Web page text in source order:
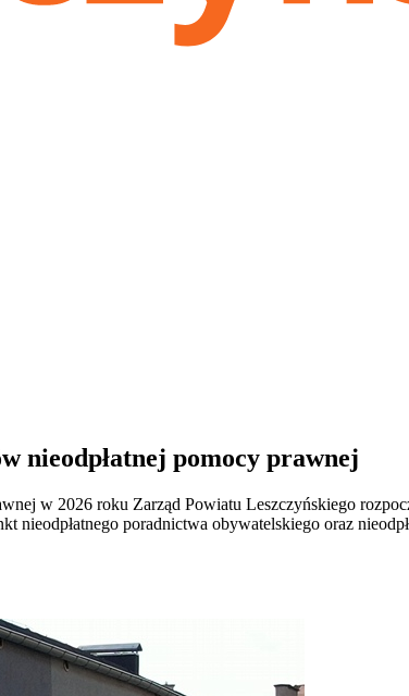
nieodpłatnej pomocy prawnej
w 2026 roku Zarząd Powiatu Leszczyńskiego
poradnictwa obywatelskiego oraz